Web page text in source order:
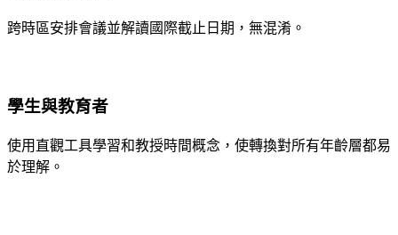
跨時區安排會議並解讀國際截止日期，無混淆。
學生與教育者
使用直觀工具學習和教授時間概念，使轉換對所有年齡層都易
於理解。